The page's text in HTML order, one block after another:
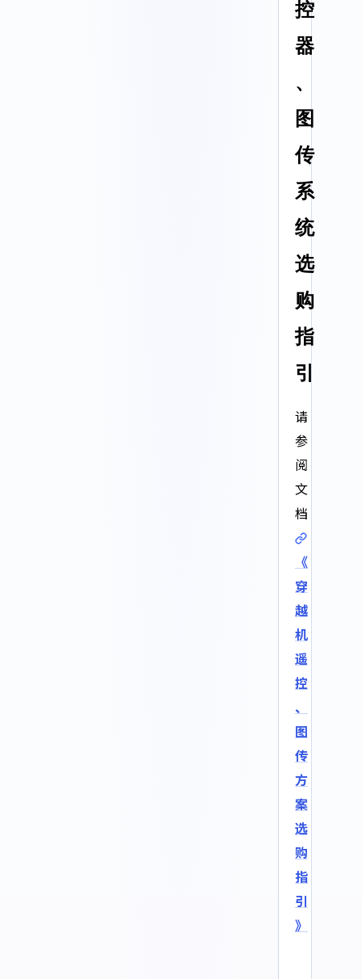
控
器
、
图
传
系
统
选
购
指
引
请
参
阅
文
档
《
穿
越
机
遥
控
、
图
传
方
案
选
购
指
引
》